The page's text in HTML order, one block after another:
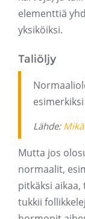
elementtiä
yksiköiksi.
Taliöljy
Lähde:
Mutta jos
normaalit,
pitkäksi
tukkii